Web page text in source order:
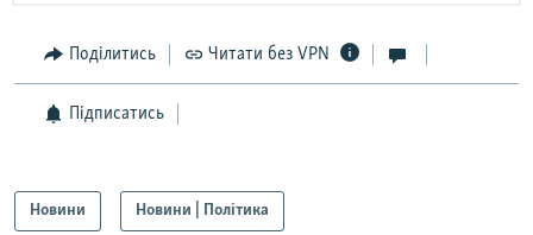
Поділитись Читати без VPN
Підписатись
Новини Новини | Політика